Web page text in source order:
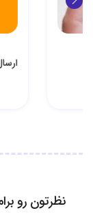
ارسال پیامک زنده
نظرتون رو